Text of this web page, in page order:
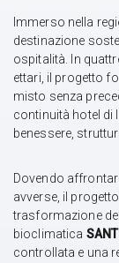
Immerso nella
destinazione
ospitalità. In
ettari, il progetto
misto senza
continuità hotel di
benessere,
Dovendo
avverse, il
trasformazione
bioclimatica
controllata e una